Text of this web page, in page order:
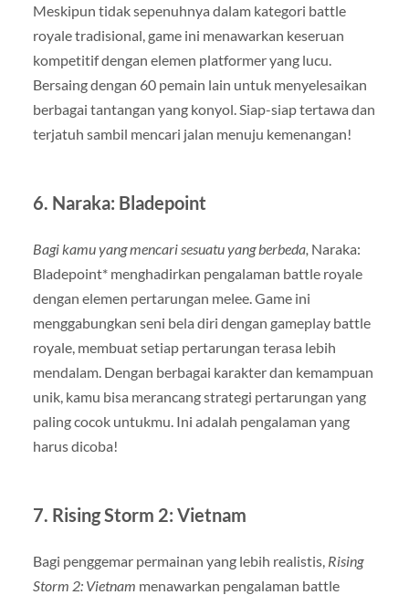
Meskipun tidak sepenuhnya dalam kategori battle
royale tradisional, game ini menawarkan keseruan
kompetitif dengan elemen platformer yang lucu.
Bersaing dengan 60 pemain lain untuk menyelesaikan
berbagai tantangan yang konyol. Siap-siap tertawa dan
terjatuh sambil mencari jalan menuju kemenangan!
6. Naraka: Bladepoint
Bagi kamu yang mencari sesuatu yang berbeda, Naraka:
Bladepoint* menghadirkan pengalaman battle royale
dengan elemen pertarungan melee. Game ini
menggabungkan seni bela diri dengan gameplay battle
royale, membuat setiap pertarungan terasa lebih
mendalam. Dengan berbagai karakter dan kemampuan
unik, kamu bisa merancang strategi pertarungan yang
paling cocok untukmu. Ini adalah pengalaman yang
harus dicoba!
7. Rising Storm 2: Vietnam
Bagi penggemar permainan yang lebih realistis, Rising
Storm 2: Vietnam menawarkan pengalaman battle